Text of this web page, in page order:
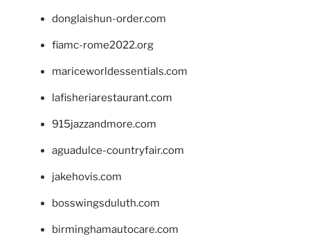
donglaishun-order.com
fiamc-rome2022.org
mariceworldessentials.com
lafisheriarestaurant.com
915jazzandmore.com
aguadulce-countryfair.com
jakehovis.com
bosswingsduluth.com
birminghamautocare.com